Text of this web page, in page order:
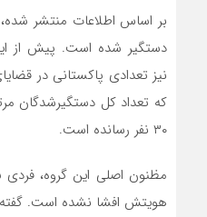
بر اساس اطلاعات منتشر شده،
نیز تعدادی پاکستانی در
که تعداد کل دستگیرشدگان
۳۰ نفر رسانده است.
هویتش افشا نشده است.